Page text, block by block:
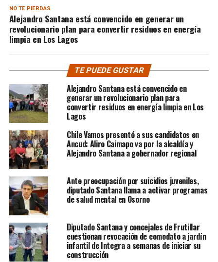
NO TE PIERDAS
Alejandro Santana está convencido en generar un
revolucionario plan para convertir residuos en energía
limpia en Los Lagos
TE PUEDE GUSTAR
Alejandro Santana está convencido en
generar un revolucionario plan para
convertir residuos en energía limpia en Los
Lagos
Chile Vamos presentó a sus candidatos en
Ancud: Aliro Caimapo va por la alcaldía y
Alejandro Santana a gobernador regional
Ante preocupación por suicidios juveniles,
diputado Santana llama a activar programas
de salud mental en Osorno
Diputado Santana y concejales de Frutillar
cuestionan revocación de comodato a jardín
infantil de Integra a semanas de iniciar su
construcción